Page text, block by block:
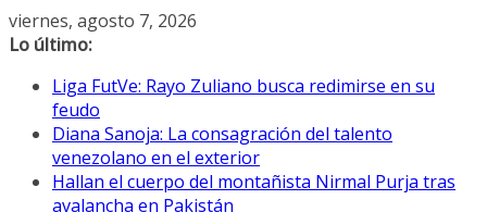
Saltar
al
viernes, agosto 7, 2026
Lo último:
Liga FutVe: Rayo Zuliano busca redimirse en su
feudo
Diana Sanoja: La consagración del talento
venezolano en el exterior
Hallan el cuerpo del montañista Nirmal Purja tras
avalancha en Pakistán